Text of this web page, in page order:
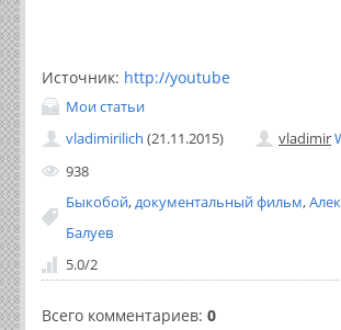
Источник: http://youtube
Мои статьи
vladimirilich (21.11.2015) vladimir
938
Быкобой, документальный фильм,
Балуев
5.0/2
Всего комментариев: 0